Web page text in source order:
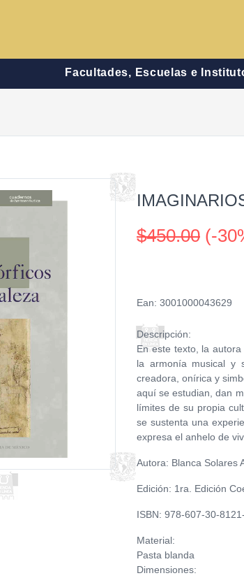
Facultades, Escuelas e
$450.00 (-
Ean: 3001000043629
Descripción:
En este texto, la
la armonía musical y
creadora, onírica y
aquí se estudian, dan
límites de su propia
se sustenta una
expresa el anhelo de
Autora: Blanca Solares
Edición: 1ra. Edición
ISBN: 978-607-30-
Material:
Pasta blanda
Dimensiones: